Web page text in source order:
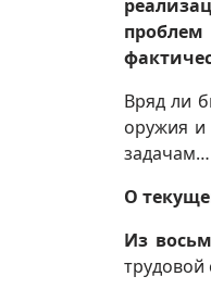
Вряд ли
оружия и
задачам…
О
Из
трудовой